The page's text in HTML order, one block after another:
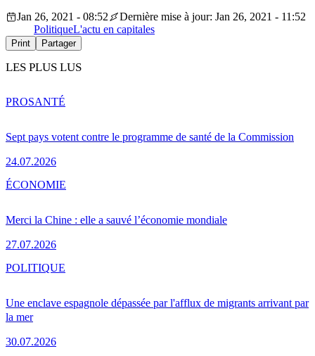
Jan 26, 2021 - 08:52
Dernière mise à jour: Jan 26, 2021 - 11:52
PolitiqueL'actu en capitales
Print Partager
LES PLUS LUS
Sept pays votent contre le programme de santé de la Commission
24.07.2026
PROSANTÉ
Merci la Chine : elle a sauvé l’économie mondiale
27.07.2026
ÉCONOMIE
Une enclave espagnole dépassée par l'afflux de migrants arrivant par
la mer
30.07.2026
POLITIQUE